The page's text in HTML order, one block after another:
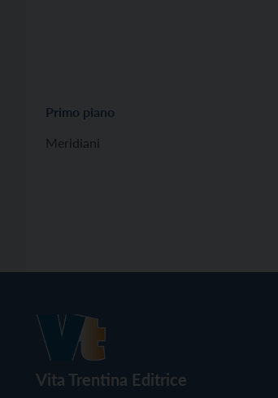
Primo piano
Meridiani
Vita Trentina Editrice